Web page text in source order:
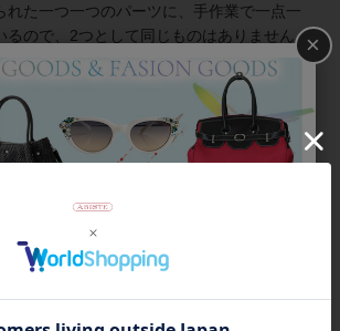
れた一つ一つのパーツに、手作業で一点一
るので、2つとして同じものはありません。
でも安心してご利用いただけます。
×